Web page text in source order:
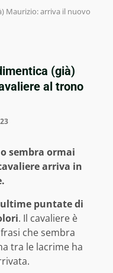
Maurizio: arriva il nuovo
(già)
al trono
sembra ormai
arriva in
puntate di
. Il cavaliere è
che sembra
tra le lacrime ha